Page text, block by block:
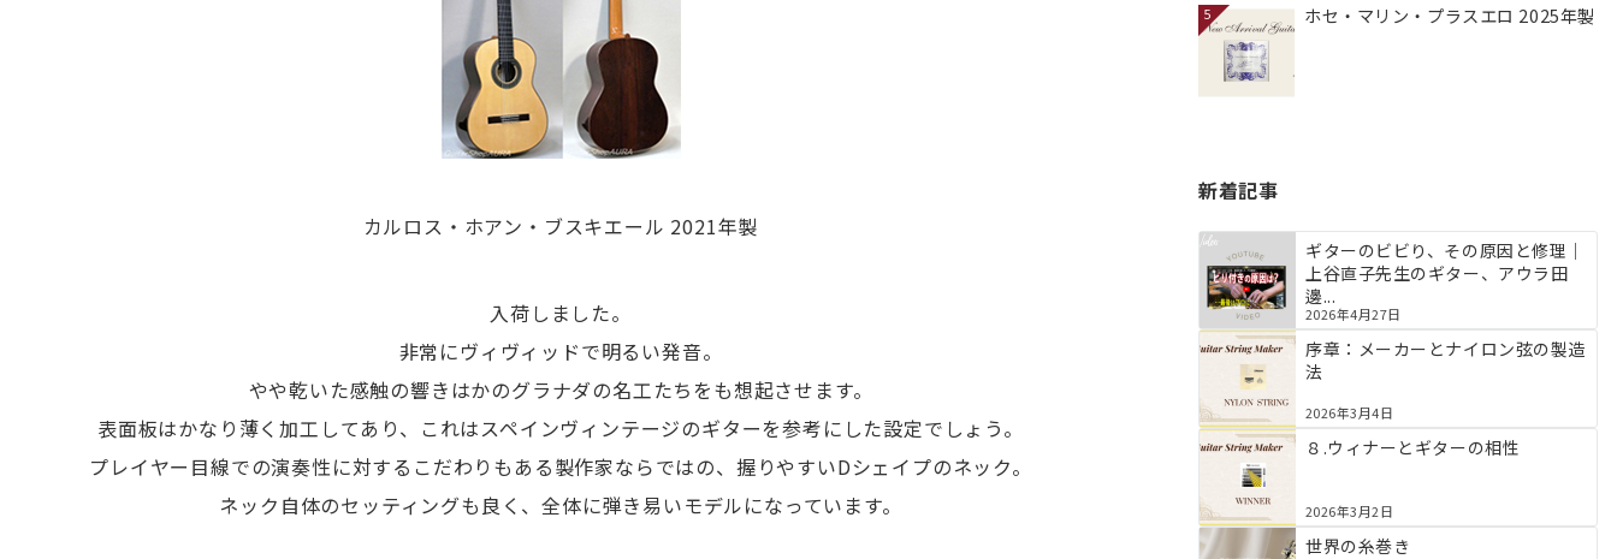
カルロス・ホアン・ブスキエール 2021年製
入荷しました。
非常にヴィヴィッドで明るい発音。
やや乾いた感触の響きはかのグラナダの名工たちをも想起させます。
表面板はかなり薄く加工してあり、これはスペインヴィンテージのギターを参考にした設定でしょう。
プレイヤー目線での演奏性に対するこだわりもある製作家ならではの、握りやすいDシェイプのネック。
ネック自体のセッティングも良く、全体に弾き易いモデルになっています。
5 ホセ・マリン・プラスエロ 2025年製
新着記事
ギターのビビり、その原因と修理｜
上谷直子先生のギター、アウラ田
邊...
2026年4月27日
序章：メーカーとナイロン弦の製造
法
2026年3月4日
８.ウィナーとギターの相性
2026年3月2日
世界の糸巻き